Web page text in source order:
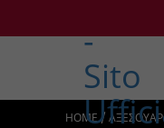
HOME / ΑΞΕΣΟΥΑΡ